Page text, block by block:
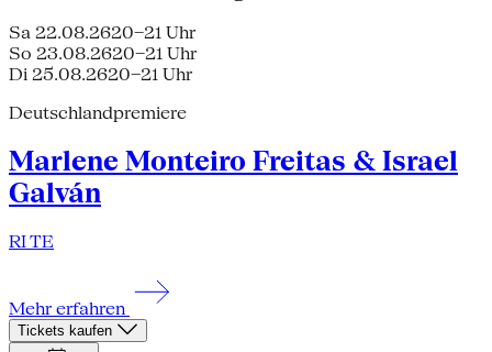
Sa 22.08.2620–21 Uhr
So 23.08.2620–21 Uhr
Di 25.08.2620–21 Uhr
Deutschlandpremiere
Marlene Monteiro Freitas & Israel
Galván
RI TE
Mehr erfahren
Tickets kaufen